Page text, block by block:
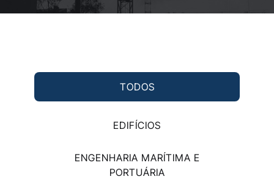
TODOS
EDIFÍCIOS
ENGENHARIA MARÍTIMA E
PORTUÁRIA